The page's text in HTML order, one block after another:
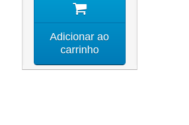
Adicionar ao
carrinho